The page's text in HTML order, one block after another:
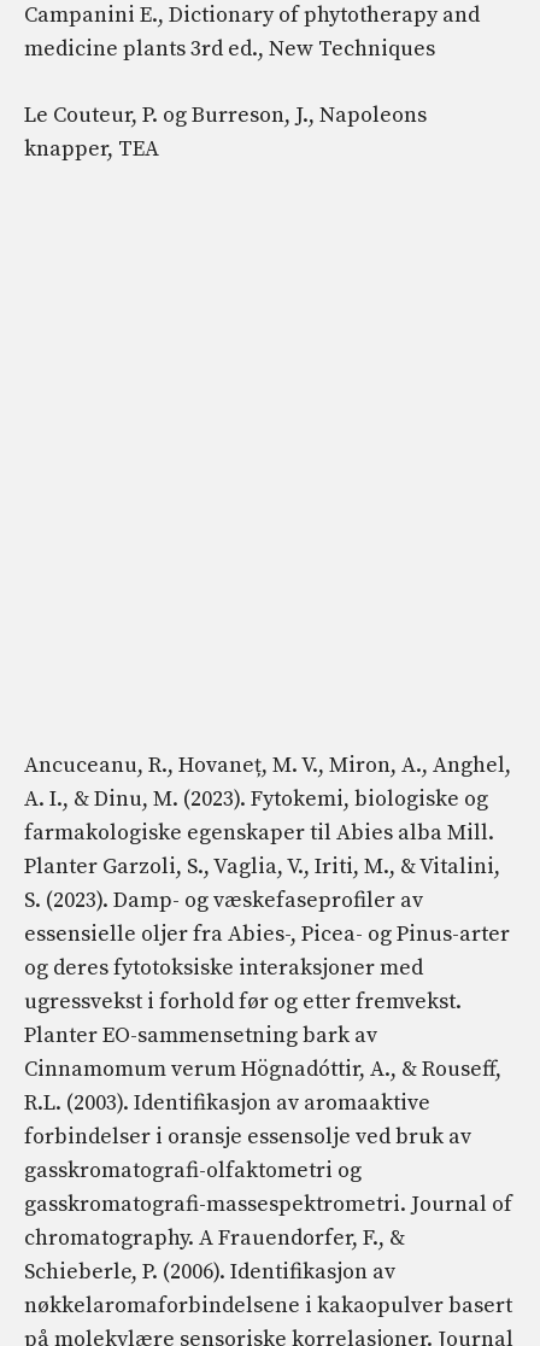
Campanini E., Dictionary of phytotherapy and
medicine plants 3rd ed., New Techniques
Le Couteur, P. og Burreson, J., Napoleons
knapper, TEA
Ancuceanu, R., Hovaneț, M. V., Miron, A., Anghel,
A. I., & Dinu, M. (2023). Fytokemi, biologiske og
farmakologiske egenskaper til Abies alba Mill.
Planter Garzoli, S., Vaglia, V., Iriti, M., & Vitalini,
S. (2023). Damp- og væskefaseprofiler av
essensielle oljer fra Abies-, Picea- og Pinus-arter
og deres fytotoksiske interaksjoner med
ugressvekst i forhold før og etter fremvekst.
Planter EO-sammensetning bark av
Cinnamomum verum Högnadóttir, A., & Rouseff,
R.L. (2003). Identifikasjon av aromaaktive
forbindelser i oransje essensolje ved bruk av
gasskromatografi-olfaktometri og
gasskromatografi-massespektrometri. Journal of
chromatography. A Frauendorfer, F., &
Schieberle, P. (2006). Identifikasjon av
nøkkelaromaforbindelsene i kakaopulver basert
på molekylære sensoriske korrelasjoner. Journal